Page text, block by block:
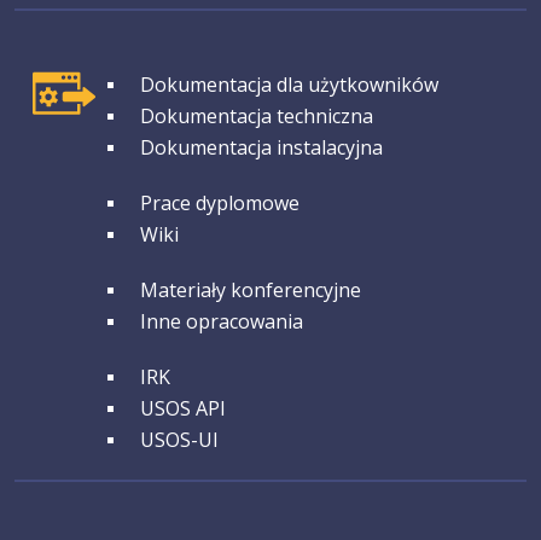
GRUPA 1Dokumentacja dla użytkowników
Dokumentacja techniczna
Dokumentacja instalacyjna
GRUPA 2Prace dyplomowe
Wiki
GRUPA 3Materiały konferencyjne
Inne opracowania
GRUPA 4
IRK
USOS API
USOS-UI